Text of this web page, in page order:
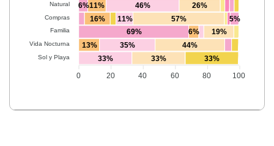
Natural
Compras
Familia
Vida Nocturna
Sol y Playa
100
80
60
40
20
0
6%
69%
11%
16%
6%
13%
46%
11%
35%
33%
26%
57%
19%
44%
33%
5%
33%